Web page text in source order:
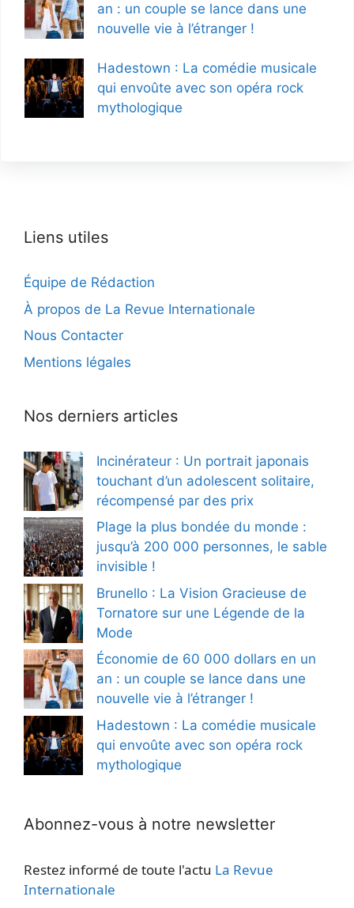
an : un couple se lance dans une
nouvelle vie à l’étranger !
Hadestown : La comédie musicale
qui envoûte avec son opéra rock
mythologique
Liens utiles
Équipe de Rédaction
À propos de La Revue Internationale
Nous Contacter
Mentions légales
Nos derniers articles
Incinérateur : Un portrait japonais
touchant d’un adolescent solitaire,
récompensé par des prix
Plage la plus bondée du monde :
jusqu’à 200 000 personnes, le sable
invisible !
Brunello : La Vision Gracieuse de
Tornatore sur une Légende de la
Mode
Économie de 60 000 dollars en un
an : un couple se lance dans une
nouvelle vie à l’étranger !
Hadestown : La comédie musicale
qui envoûte avec son opéra rock
mythologique
Abonnez-vous à notre newsletter
Restez informé de toute l'actu La Revue
Internationale